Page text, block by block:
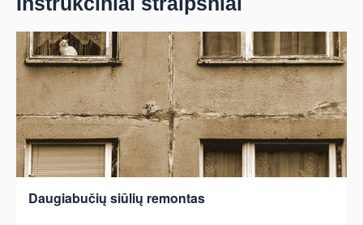
Daugiabučių siūlių remontas